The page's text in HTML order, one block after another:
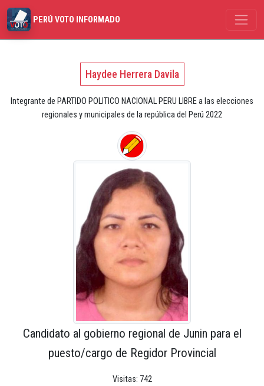
PERÚ VOTO INFORMADO
Haydee Herrera Davila
Integrante de PARTIDO POLITICO NACIONAL PERU LIBRE a las elecciones
regionales y municipales de la república del Perú 2022
Candidato al gobierno regional de Junin para el
puesto/cargo de Regidor Provincial
Visitas: 742